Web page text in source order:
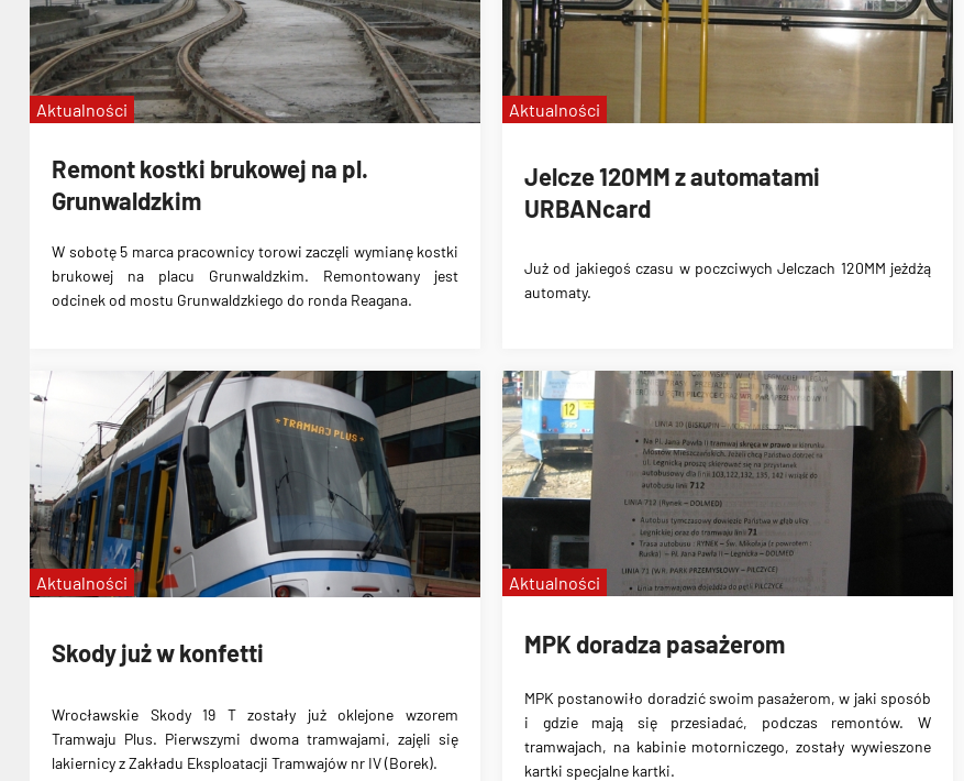
Remont kostki brukowej na pl.
Grunwaldzkim
W sobotę 5 marca pracownicy torowi zaczęli wymianę kostki
brukowej na placu Grunwaldzkim. Remontowany jest
odcinek od mostu Grunwaldzkiego do ronda Reagana.
Aktualności
Jelcze 120MM z automatami
URBANcard
Już od jakiegoś czasu w poczciwych Jelczach 120MM jeżdżą
automaty.
Aktualności
Skody już w konfetti
Wrocławskie Skody 19 T zostały już oklejone wzorem
Tramwaju Plus. Pierwszymi dwoma tramwajami, zajęli się
lakiernicy z Zakładu Eksploatacji Tramwajów nr IV (Borek).
Aktualności
MPK doradza pasażerom
MPK postanowiło doradzić swoim pasażerom, w jaki sposób
i gdzie mają się przesiadać, podczas remontów. W
tramwajach, na kabinie motorniczego, zostały wywieszone
kartki specjalne kartki.
Aktualności